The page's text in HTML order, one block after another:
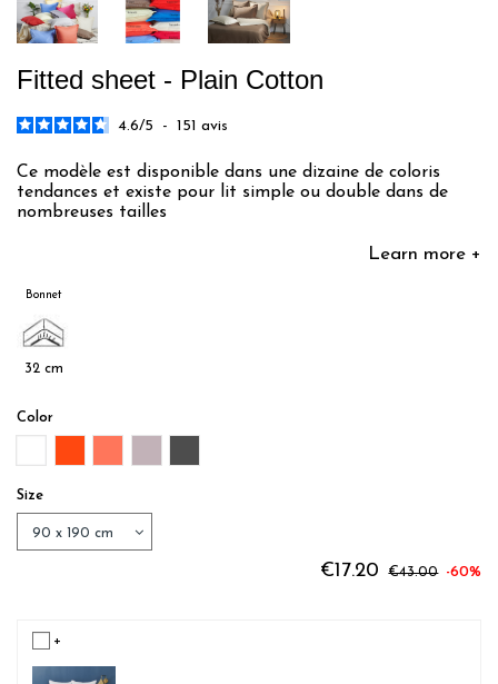
Fitted sheet - Plain Cotton
4.6/5 - 151 avis
Ce modèle est disponible dans une dizaine de coloris
tendances et existe pour lit simple ou double dans de
nombreuses tailles
Learn more +
Bonnet
32 cm
Color
Size
€17.20 €43.00 -60%
+